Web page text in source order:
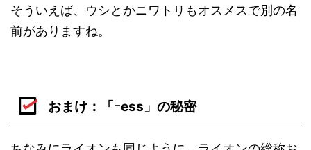
ー
ヤ
ー
そういえば、ウシとかニワトリもオスメスで別の名
前がありますね。
おまけ：「ｰess」の秘密